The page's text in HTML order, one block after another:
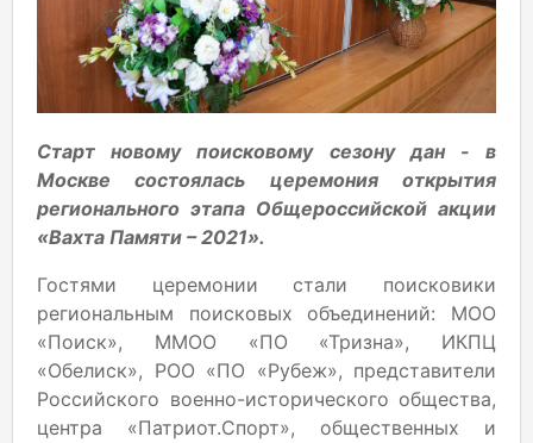
Старт новому поисковому сезону дан - в
Москве состоялась церемония открытия
регионального этапа Общероссийской акции
«Вахта Памяти – 2021».
Гостями церемонии стали поисковики
региональным поисковых объединений: МОО
«Поиск», ММОО «ПО «Тризна», ИКПЦ
«Обелиск», РОО «ПО «Рубеж», представители
Российского военно-исторического общества,
центра «Патриот.Спорт», общественных и